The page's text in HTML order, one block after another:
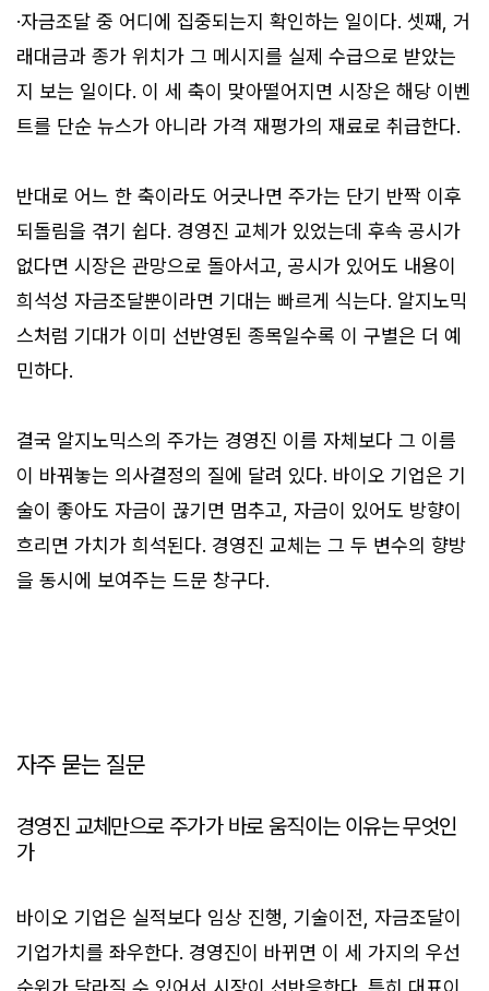
·자금조달 중 어디에 집중되는지 확인하는 일이다. 셋째, 거
래대금과 종가 위치가 그 메시지를 실제 수급으로 받았는
지 보는 일이다. 이 세 축이 맞아떨어지면 시장은 해당 이벤
트를 단순 뉴스가 아니라 가격 재평가의 재료로 취급한다.
반대로 어느 한 축이라도 어긋나면 주가는 단기 반짝 이후
되돌림을 겪기 쉽다. 경영진 교체가 있었는데 후속 공시가
없다면 시장은 관망으로 돌아서고, 공시가 있어도 내용이
희석성 자금조달뿐이라면 기대는 빠르게 식는다. 알지노믹
스처럼 기대가 이미 선반영된 종목일수록 이 구별은 더 예
민하다.
결국 알지노믹스의 주가는 경영진 이름 자체보다 그 이름
이 바꿔놓는 의사결정의 질에 달려 있다. 바이오 기업은 기
술이 좋아도 자금이 끊기면 멈추고, 자금이 있어도 방향이
흐리면 가치가 희석된다. 경영진 교체는 그 두 변수의 향방
을 동시에 보여주는 드문 창구다.
자주 묻는 질문
경영진 교체만으로 주가가 바로 움직이는 이유는 무엇인
가
바이오 기업은 실적보다 임상 진행, 기술이전, 자금조달이
기업가치를 좌우한다. 경영진이 바뀌면 이 세 가지의 우선